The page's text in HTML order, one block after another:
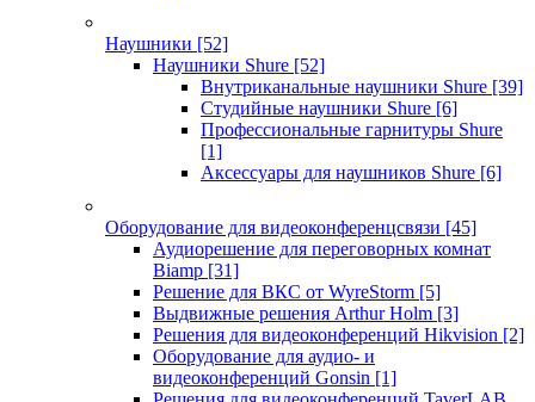
Наушники [52]
Наушники Shure [52]
Внутриканальные наушники Shure [39]
Студийные наушники Shure [6]
Профессиональные гарнитуры Shure
[1]
Аксессуары для наушников Shure [6]
Оборудование для видеоконференцсвязи [45]
Аудиорешение для переговорных комнат
Biamp [31]
Решение для ВКС от WyreStorm [5]
Выдвижные решения Arthur Holm [3]
Решения для видеоконференций Hikvision [2]
Оборудование для аудио- и
видеоконференций Gonsin [1]